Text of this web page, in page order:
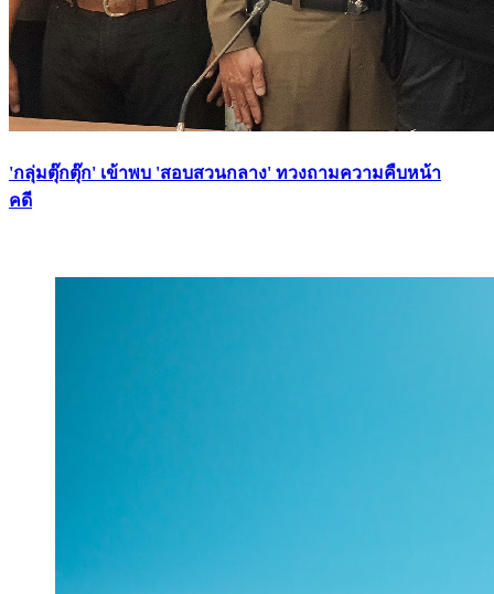
'กลุ่มตุ๊กตุ๊ก' เข้าพบ 'สอบสวนกลาง' ทวงถามความคืบหน้า
คดี